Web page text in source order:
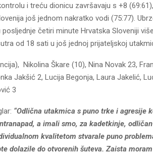
i treću dionicu završavaju s +8
još jednom nakratko vodi (75:77).
četiri minute Hrvatska Sloveniji
od 18 sati u još jednoj prijateljskoj
Nikolina Škare (10), Nina Novak 23,
Jakšić 2, Lucija Begonja, Laura Jakelić,
3
“Odlična utakmica s puno trke i agresije
a imali smo, za kadetkinje,
kvalitetom stvarale puno
dolazile do otvorenih šuteva. Zaista